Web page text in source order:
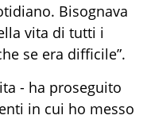
Bisognava
vita di tutti i
se era difficile”.
- ha proseguito
in cui ho messo